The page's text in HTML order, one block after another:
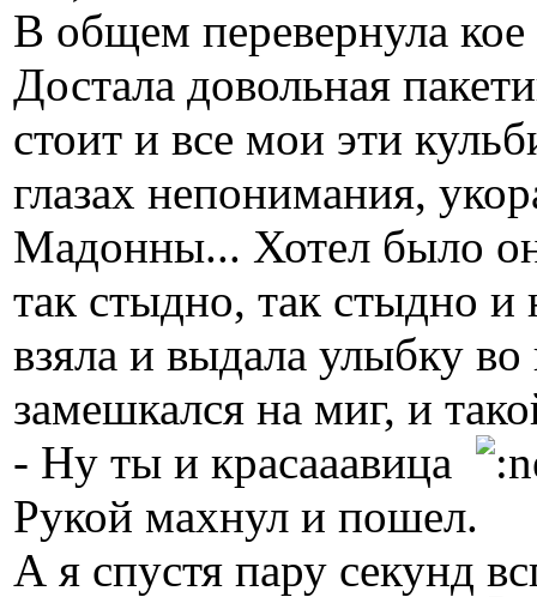
В общем перевернула
Достала довольная
стоит и все мои эти
глазах непонимания,
Мадонны... Хотел было он
так стыдно, так стыдно
взяла и выдала улыбку
замешкался на миг, и
- Ну ты и красааавица
Рукой махнул и пошел.
А я спустя пару секунд